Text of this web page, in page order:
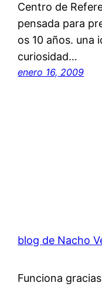
Centro de
pensada para
os 10 años. una
curiosidad…
enero 16, 2009
blog de Nacho
Funciona